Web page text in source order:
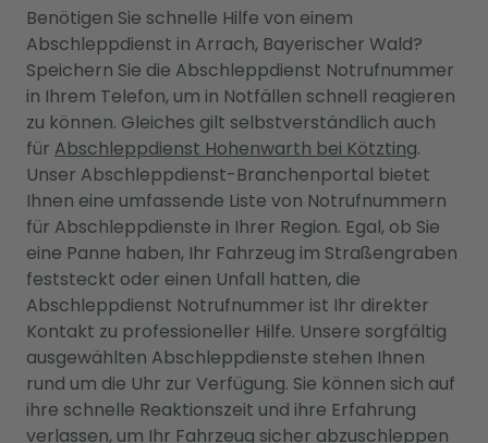
Benötigen Sie schnelle Hilfe von einem
Abschleppdienst in Arrach, Bayerischer Wald?
Speichern Sie die Abschleppdienst Notrufnummer
in Ihrem Telefon, um in Notfällen schnell reagieren
zu können. Gleiches gilt selbstverständlich auch
für Abschleppdienst Hohenwarth bei Kötzting.
Unser Abschleppdienst-Branchenportal bietet
Ihnen eine umfassende Liste von Notrufnummern
für Abschleppdienste in Ihrer Region. Egal, ob Sie
eine Panne haben, Ihr Fahrzeug im Straßengraben
feststeckt oder einen Unfall hatten, die
Abschleppdienst Notrufnummer ist Ihr direkter
Kontakt zu professioneller Hilfe. Unsere sorgfältig
ausgewählten Abschleppdienste stehen Ihnen
rund um die Uhr zur Verfügung. Sie können sich auf
ihre schnelle Reaktionszeit und ihre Erfahrung
verlassen, um Ihr Fahrzeug sicher abzuschleppen